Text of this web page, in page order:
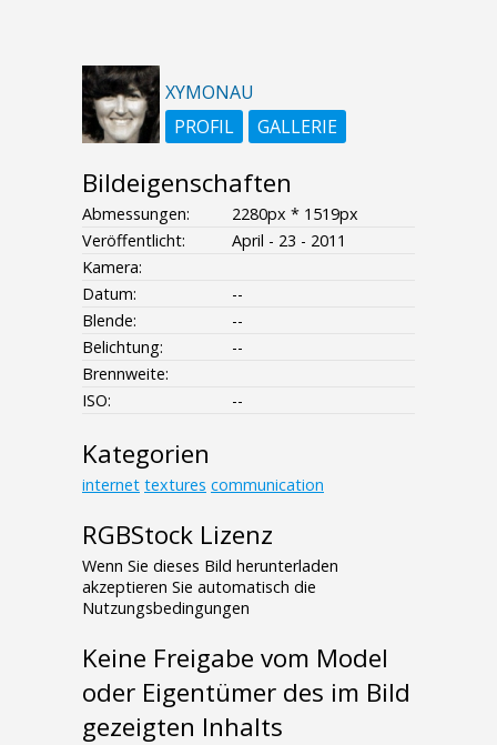
XYMONAU
PROFIL
GALLERIE
Bildeigenschaften
Abmessungen:
2280px * 1519px
Veröffentlicht:
April - 23 - 2011
Kamera:
Datum:
--
Blende:
--
Belichtung:
--
Brennweite:
ISO:
--
Kategorien
internet textures communication
RGBStock Lizenz
Wenn Sie dieses Bild herunterladen
akzeptieren Sie automatisch die
Nutzungsbedingungen
Keine Freigabe vom Model
oder Eigentümer des im Bild
gezeigten Inhalts